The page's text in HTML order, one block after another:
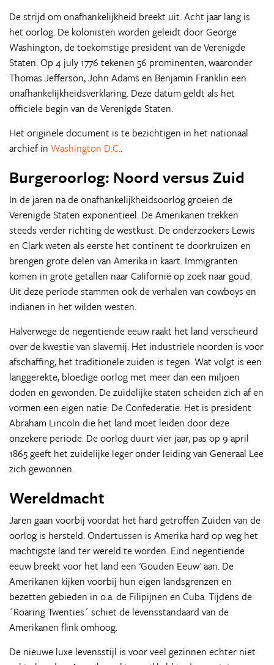
De strijd om onafhankelijkheid breekt uit. Acht jaar lang is
het oorlog. De kolonisten worden geleidt door George
Washington, de toekomstige president van de Verenigde
Staten. Op 4 july 1776 tekenen 56 prominenten, waaronder
Thomas Jefferson, John Adams en Benjamin Franklin een
onafhankelijkheidsverklaring. Deze datum geldt als het
officiële begin van de Verenigde Staten.
Het originele document is te bezichtigen in het nationaal
archief in Washington D.C..
Burgeroorlog: Noord versus Zuid
In de jaren na de onafhankelijkheidsoorlog groeien de
Verenigde Staten exponentieel. De Amerikanen trekken
steeds verder richting de westkust. De onderzoekers Lewis
en Clark weten als eerste het continent te doorkruizen en
brengen grote delen van Amerika in kaart. Immigranten
komen in grote getallen naar Californië op zoek naar goud.
Uit deze periode stammen ook de verhalen van cowboys en
indianen in het wilden westen.
Halverwege de negentiende eeuw raakt het land verscheurd
over de kwestie van slavernij. Het industriële noorden is voor
afschaffing, het traditionele zuiden is tegen. Wat volgt is een
langgerekte, bloedige oorlog met meer dan een miljoen
doden en gewonden. De zuidelijke staten scheiden zich af en
vormen een eigen natie: De Confederatie. Het is president
Abraham Lincoln die het land moet leiden door deze
onzekere periode. De oorlog duurt vier jaar, pas op 9 april
1865 geeft het zuidelijke leger onder leiding van Generaal Lee
zich gewonnen.
Wereldmacht
Jaren gaan voorbij voordat het hard getroffen Zuiden van de
oorlog is hersteld. Ondertussen is Amerika hard op weg het
machtigste land ter wereld te worden. Eind negentiende
eeuw breekt voor het land een 'Gouden Eeuw' aan. De
Amerikanen kijken voorbij hun eigen landsgrenzen en
bezetten gebieden in o.a. de Filipijnen en Cuba. Tijdens de
´Roaring Twenties´ schiet de levensstandaard van de
Amerikanen flink omhoog.
De nieuwe luxe levensstijl is voor veel gezinnen echter niet